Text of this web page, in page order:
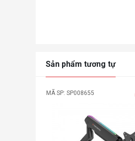
Sản phẩm tương tự
MÃ SP: SP008655